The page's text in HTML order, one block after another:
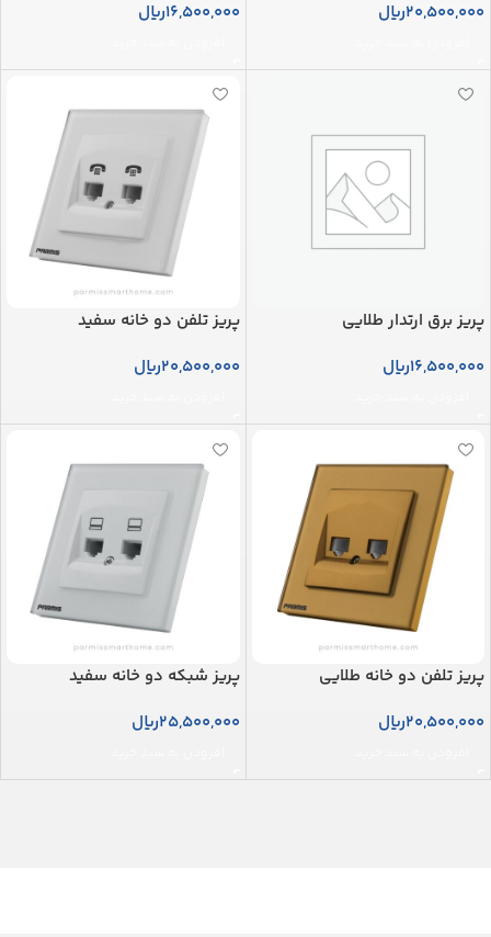
20,500,000ریال
16,500,000ریال
پریز برق ارتدار طلایی
16,500,000ریال
پریز تلفن دو خانه سفید
20,500,000ریال
پریز تلفن دو خانه طلایی
20,500,000ریال
پریز شبکه دو خانه سفید
25,500,000ریال